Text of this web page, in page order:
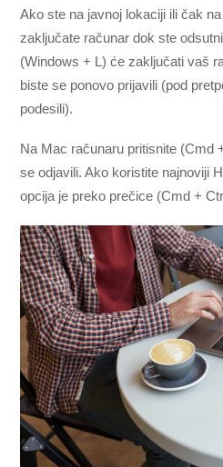
Ako ste na javnoj lokaciji ili čak
zaključate računar dok ste
(Windows + L) će zaključati vaš
biste se ponovo prijavili (pod
podesili).
Na Mac računaru pritisnite (Cmd
se odjavili. Ako koristite najnoviji
opcija je preko prečice (Cmd +